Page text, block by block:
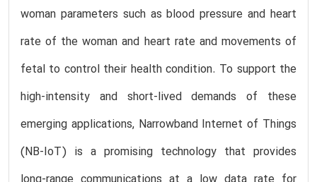
woman parameters such as blood pressure and heart
rate of the woman and heart rate and movements of
fetal to control their health condition. To support the
high-intensity and short-lived demands of these
emerging applications, Narrowband Internet of Things
(NB-IoT) is a promising technology that provides